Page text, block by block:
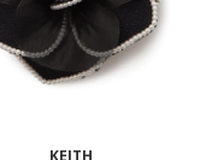
KEITH